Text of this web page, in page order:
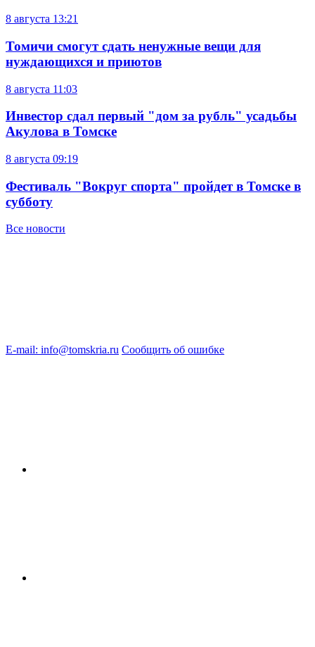
8 августа 13:21
Томичи смогут сдать ненужные вещи для
нуждающихся и приютов
8 августа 11:03
Инвестор сдал первый "дом за рубль" усадьбы
Акулова в Томске
8 августа 09:19
Фестиваль "Вокруг спорта" пройдет в Томске в
субботу
Все новости
E-mail: info@tomskria.ru Сообщить об ошибке